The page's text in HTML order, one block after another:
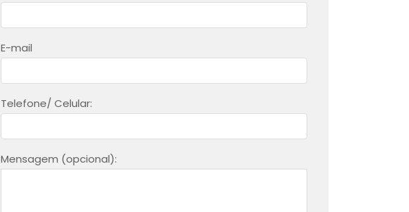
E-mail
Telefone/ Celular:
Mensagem (opcional):